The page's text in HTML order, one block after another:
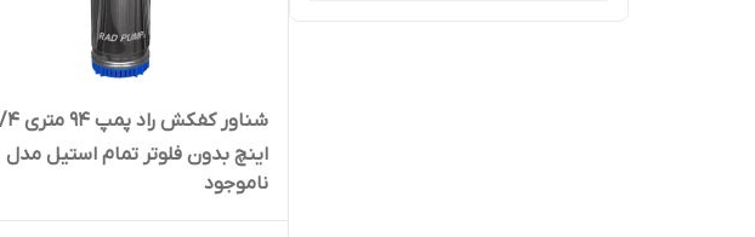
اینچ بدون فلوتر تمام استیل مدل
5SS09-137
ناموجود